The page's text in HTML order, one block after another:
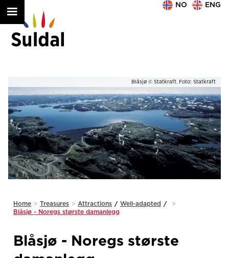
NO ENG
Oddatjørndammen © Statkraft. Foto: Statkraft.
Home > Treasures > Attractions / Well-adapted /
>
Blåsjø - Noregs største damanlegg
Blåsjø - Noregs største